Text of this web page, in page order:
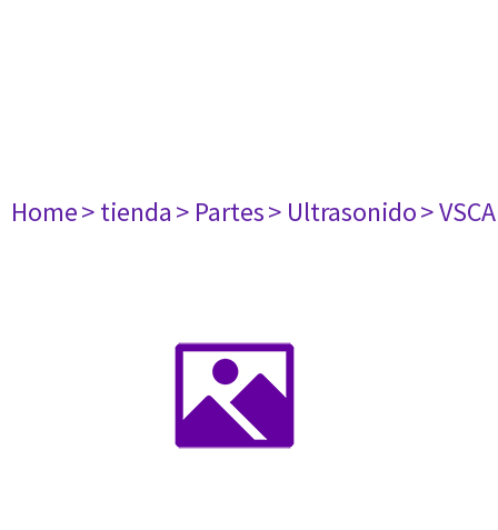
Home> tienda> Partes> Ultrasonido>